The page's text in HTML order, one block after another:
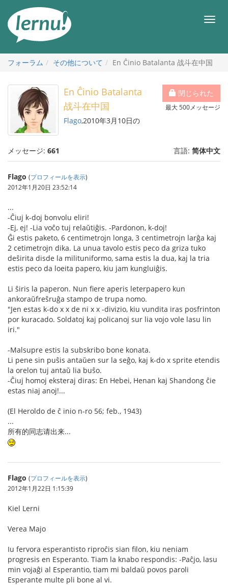
メ
フォーラム
その他について En Ĉinio Batalanta 战斗在中国
閉じられた
最大 500メッセージ
En Ĉinio Batalanta
战斗在中国
Flago,2010年3月10日の
メッセージ: 661 言語: 简体中文
Flago (プロフィールを表示)
2012年1月20日 23:52:14
...
-Ĉiuj k-doj bonvolu eliri!
-Ej, ej! -Lia voĉo tuj relaŭtiĝis. -Pardonon, k-doj!
Ĝi estis paketo, 6 centimetrojn longa, 3 centimetrojn larĝa kaj
2 cetimetrojn dika. La unua tavolo estis peco da griza tuko
deŝirita disde la milituniformo, sama estis la dua, kaj la tria
estis peco da loeita papero, kiu jam kungluiĝis.
Li ŝiris la paperon. Nun fiere aperis leterpapero kun
ankoraŭfreŝruĝa stampo de trupa nomo.
"Jen estas k-do x x de ni x x -divizio, kiu vundita iras posfrinton
por kuracado. Soldatoj kaj policanoj sur lia vojo vole lasu lin
iri."
-Malsupre estis la subskribo bone konata.
Li pene sin puŝis antaŭen sur la seĝo, kaj k-do x sprite etendis
la orelon tuj antaŭ lia buŝo.
-Ĉiuj homoj eksteraj diras: En Hebei, Henan kaj Shandong ĉie
estas niaj anoj!...
(El Heroldo de ĉ inio n-ro 56; feb., 1943)
...
所有的同志请出来...
Flago (プロフィールを表示)
2012年1月22日 1:15:39
Kiel Lerni
Verea Majo
Iu fervora esperantisto riproĉis sian filon, kiu neniam
progresis en Esperanto. Tiam la knabo respondis: -Paĉjo, lasu
min vojaĝi al Esperantio, tiam mi baldaŭ povos paroli
Esperante multe pli bone al vi.